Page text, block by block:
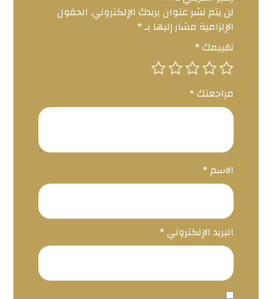
لن يتم نشر عنوان بريدك الإلكتروني. الحقول
الإلزامية مشار إليها بـ*
تقييمك*
مراجعتك*
الاسم*
البريد الإلكتروني*